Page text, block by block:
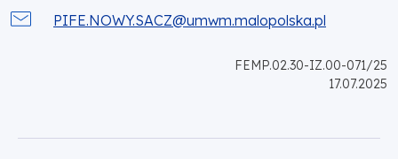
PIFE.NOWY.SACZ@umwm.malopolska.pl
FEMP.02.30-IZ.00-071/25
17.07.2025